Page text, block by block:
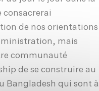
consacrerai
de nos orientations
mais
communauté
de se construire au
Bangladesh qui sont à